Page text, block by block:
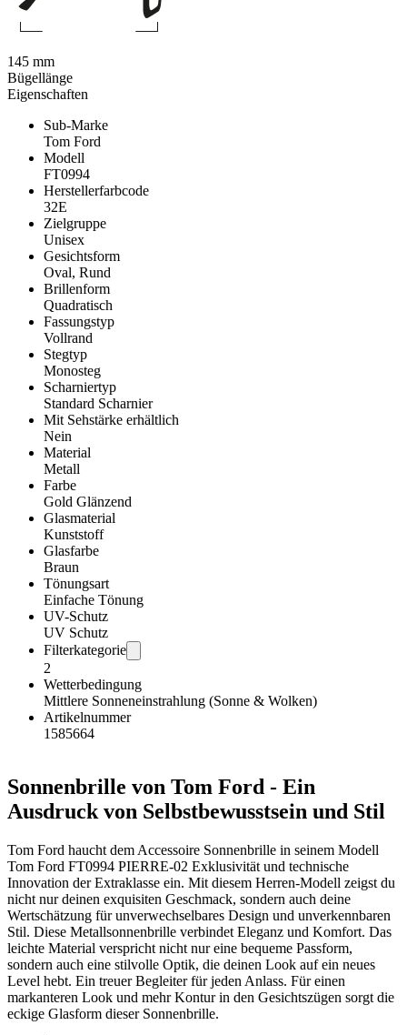
Eigenschaften
Sub-Marke
Tom Ford
Modell
FT0994
Herstellerfarbcode
32E
Zielgruppe
Unisex
Gesichtsform
Oval, Rund
Brillenform
Quadratisch
Fassungstyp
Vollrand
Stegtyp
Monosteg
Scharniertyp
Standard Scharnier
Mit Sehstärke erhältlich
Nein
Material
Metall
Farbe
Gold Glänzend
Glasmaterial
Kunststoff
Glasfarbe
Braun
Tönungsart
Einfache Tönung
UV-Schutz
UV Schutz
Filterkategorie
2
Wetterbedingung
Mittlere Sonneneinstrahlung (Sonne & Wolken)
Artikelnummer
1585664
Sonnenbrille von Tom Ford - Ein
Ausdruck von Selbstbewusstsein und Stil
Tom Ford haucht dem Accessoire Sonnenbrille in seinem Modell
Tom Ford FT0994 PIERRE-02 Exklusivität und technische
Innovation der Extraklasse ein. Mit diesem Herren-Modell zeigst du
nicht nur deinen exquisiten Geschmack, sondern auch deine
Wertschätzung für unverwechselbares Design und unverkennbaren
Stil. Diese Metallsonnenbrille verbindet Eleganz und Komfort. Das
leichte Material verspricht nicht nur eine bequeme Passform,
sondern auch eine stilvolle Optik, die deinen Look auf ein neues
Level hebt. Ein treuer Begleiter für jeden Anlass. Für einen
markanteren Look und mehr Kontur in den Gesichtszügen sorgt die
eckige Glasform dieser Sonnenbrille.
145 mm
Bügellänge